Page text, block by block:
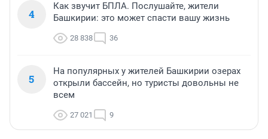
4
Как звучит БПЛА. Послушайте, жители
Башкирии: это может спасти вашу жизнь
28 838 36
5
На популярных у жителей Башкирии озерах
открыли бассейн, но туристы довольны не
всем
27 021 9